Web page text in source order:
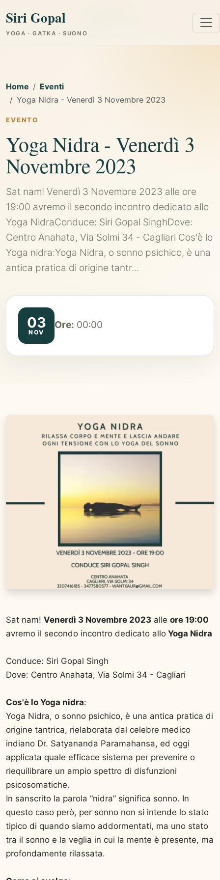
Siri Gopal
YOGA · GATKA · SUONO
Home
Eventi
Yoga Nidra - Venerdì 3 Novembre 2023
EVENTO
Yoga Nidra - Venerdì 3
Novembre 2023
Sat nam! Venerdì 3 Novembre 2023 alle ore
19:00 avremo il secondo incontro dedicato allo
Yoga NidraConduce: Siri Gopal SinghDove:
Centro Anahata, Via Solmi 34 - Cagliari Cos'è lo
Yoga nidra:Yoga Nidra, o sonno psichico, è una
antica pratica di origine tantr...
03
NOV
Ore: 00:00
Sat nam! Venerdì 3 Novembre 2023 alle ore 19:00
avremo il secondo incontro dedicato allo Yoga Nidra
Conduce: Siri Gopal Singh
Dove: Centro Anahata, Via Solmi 34 - Cagliari
Cos'è lo Yoga nidra:
Yoga Nidra, o sonno psichico, è una antica pratica di
origine tantrica, rielaborata dal celebre medico
indiano Dr. Satyananda Paramahansa, ed oggi
applicata quale efficace sistema per prevenire o
riequilibrare un ampio spettro di disfunzioni
psicosomatiche.
In sanscrito la parola “nidra” significa sonno. In
questo caso però, per sonno non si intende lo stato
tipico di quando siamo addormentati, ma uno stato
tra il sonno e la veglia in cui la mente è presente, ma
profondamente rilassata.